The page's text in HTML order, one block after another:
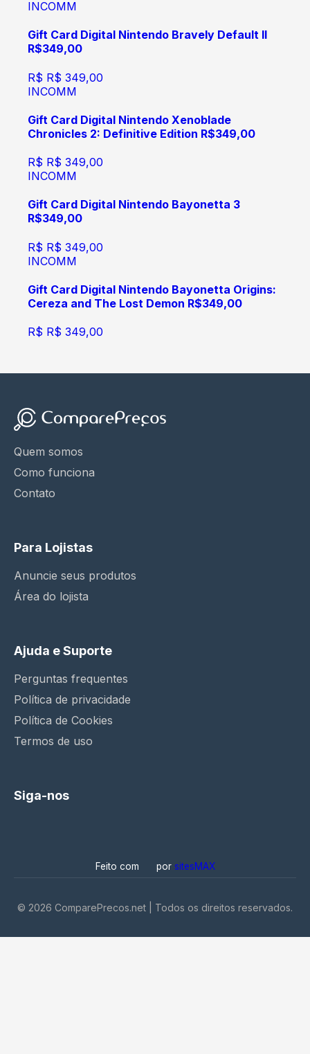
INCOMM
Gift Card Digital Nintendo Bravely Default II
R$349,00
R$ R$ 349,00
INCOMM
Gift Card Digital Nintendo Xenoblade
Chronicles 2: Definitive Edition R$349,00
R$ R$ 349,00
INCOMM
Gift Card Digital Nintendo Bayonetta 3
R$349,00
R$ R$ 349,00
INCOMM
Gift Card Digital Nintendo Bayonetta Origins:
Cereza and The Lost Demon R$349,00
R$ R$ 349,00
Quem somos
Como funciona
Contato
Para Lojistas
Anuncie seus produtos
Área do lojista
Ajuda e Suporte
Perguntas frequentes
Política de privacidade
Política de Cookies
Termos de uso
Siga-nos
Feito com por sitesMAX
© 2026 ComparePrecos.net | Todos os direitos reservados.